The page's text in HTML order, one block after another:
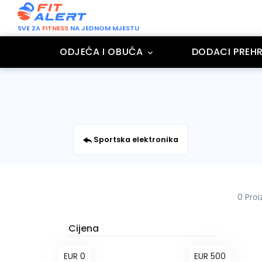
SVE ZA FITNESS NA JEDNOM MJESTU
ODJEĆA I OBUĆA DODACI
Sportska elektronika
Cijena
EUR 0 EUR 500
0